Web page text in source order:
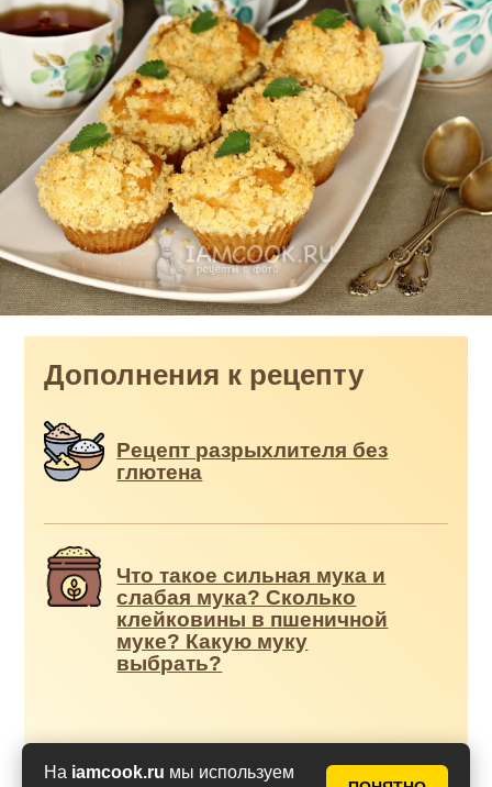
На iamcook.ru мы используем
Дополнения к рецепту
Рецепт разрыхлителя без
глютена
Что такое сильная мука и
слабая мука? Сколько
клейковины в пшеничной
муке? Какую муку
выбрать?